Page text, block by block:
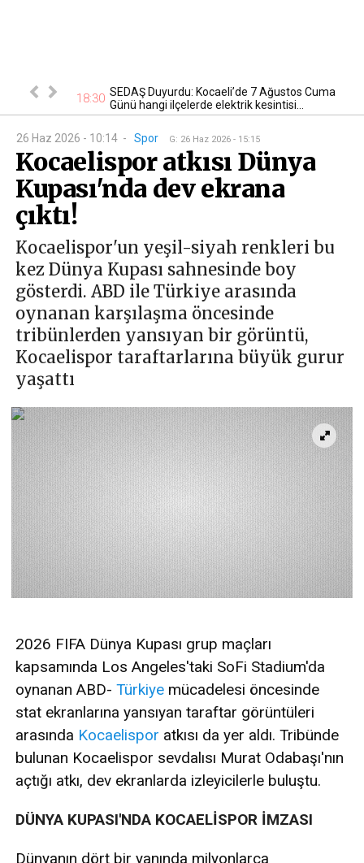
otomobil 18:30 SEDAŞ Duyurdu: Kocaeli’de 7 Ağustos Cuma
Günü hangi ilçelerde elektrik kesintisi...
26 Haz 2026 - 10:14 - Spor G: 26 Haz 2026 - 15:15
Kocaelispor atkısı Dünya
Kupası'nda dev ekrana
çıktı!
Kocaelispor'un yeşil-siyah renkleri bu
kez Dünya Kupası sahnesinde boy
gösterdi. ABD ile Türkiye arasında
oynanan karşılaşma öncesinde
tribünlerden yansıyan bir görüntü,
Kocaelispor taraftarlarına büyük gurur
yaşattı
2026 FIFA Dünya Kupası grup maçları
kapsamında Los Angeles'taki SoFi Stadium'da
oynanan ABD- Türkiye mücadelesi öncesinde
stat ekranlarına yansıyan taraftar görüntüleri
arasında Kocaelispor atkısı da yer aldı. Tribünde
bulunan Kocaelispor sevdalısı Murat Odabaşı'nın
açtığı atkı, dev ekranlarda izleyicilerle buluştu.
DÜNYA KUPASI'NDA KOCAELİSPOR İMZASI
Dünyanın dört bir yanında milyonlarca